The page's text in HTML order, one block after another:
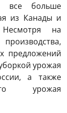
все больше
из Канады и
на
предложений
урожая
а также
урожая